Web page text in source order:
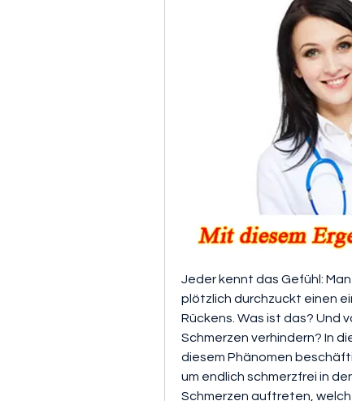
Jeder kennt das Gefühl:
plötzlich durchzuckt einen
Rückens. Was ist das? Und
Schmerzen verhindern? In
diesem Phänomen
um endlich schmerzfrei in
Schmerzen auftreten,